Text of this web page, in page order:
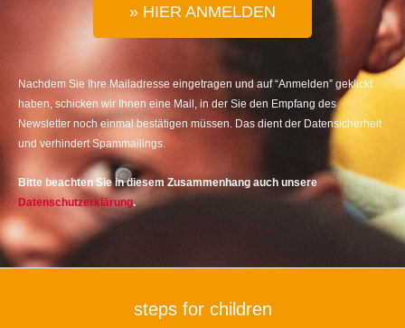
» HIER ANMELDEN
Nachdem Sie Ihre Mailadresse eingetragen und auf “Anmelden” geklickt
haben, schicken wir Ihnen eine Mail, in der Sie den Empfang des
Newsletter noch einmal bestätigen müssen. Das dient der Datensicherheit
und verhindert Spammailings.
Bitte beachten Sie in diesem Zusammenhang auch unsere
Datenschutzerklärung.
steps for children